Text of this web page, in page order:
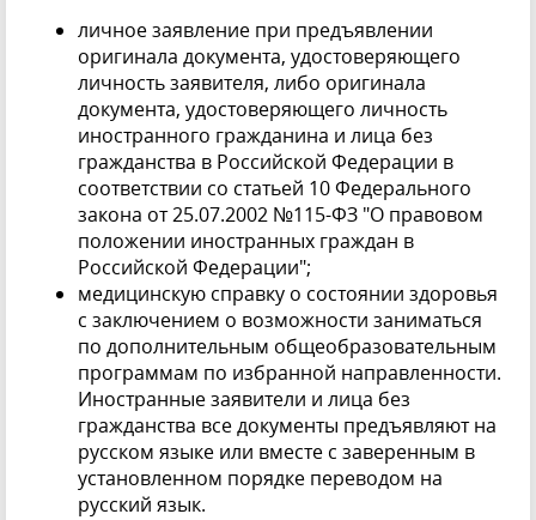
личное заявление при предъявлении
оригинала документа, удостоверяющего
личность заявителя, либо оригинала
документа, удостоверяющего личность
иностранного гражданина и лица без
гражданства в Российской Федерации в
соответствии со статьей 10 Федерального
закона от 25.07.2002 №115-ФЗ "О правовом
положении иностранных граждан в
Российской Федерации";
медицинскую справку о состоянии здоровья
с заключением о возможности заниматься
по дополнительным общеобразовательным
программам по избранной направленности.
Иностранные заявители и лица без
гражданства все документы предъявляют на
русском языке или вместе с заверенным в
установленном порядке переводом на
русский язык.